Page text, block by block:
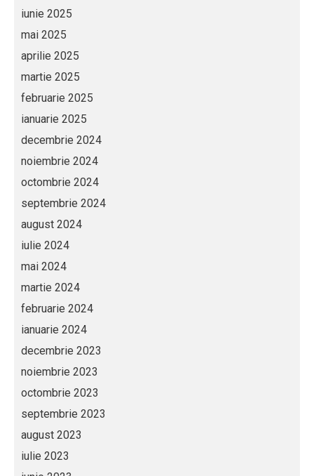
iunie 2025
mai 2025
aprilie 2025
martie 2025
februarie 2025
ianuarie 2025
decembrie 2024
noiembrie 2024
octombrie 2024
septembrie 2024
august 2024
iulie 2024
mai 2024
martie 2024
februarie 2024
ianuarie 2024
decembrie 2023
noiembrie 2023
octombrie 2023
septembrie 2023
august 2023
iulie 2023